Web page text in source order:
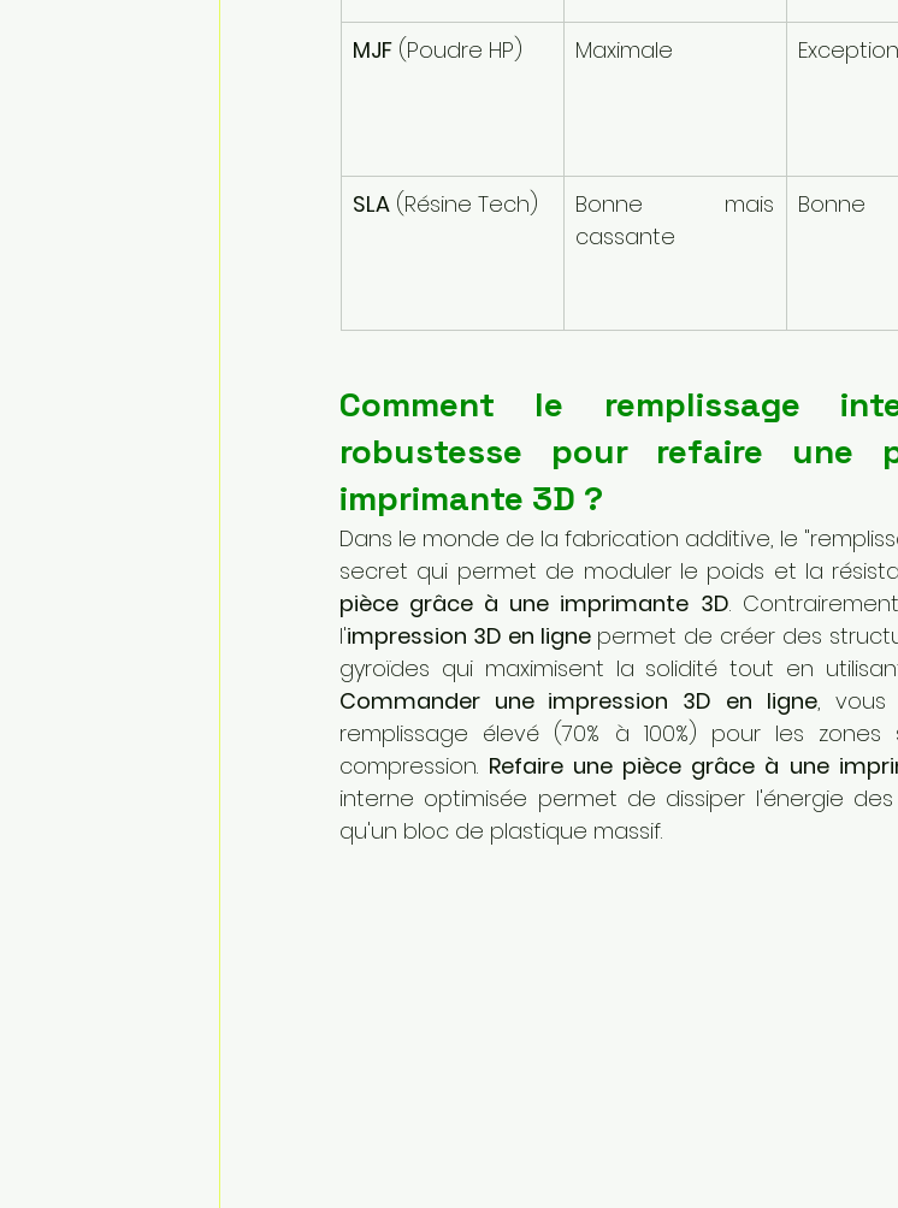
MJF (Poudre HP) Maximale
SLA (Résine Tech)
Bonne mais
cassante
Bonne
Comment le remplissage
robustesse pour refaire une
imprimante 3D ?
Dans le monde de la fabrication additive, le
secret qui permet de moduler le poids et la
pièce grâce à une imprimante 3D.
l'impression 3D en ligne permet de créer des
Commander une impression 3D en ligne, vous
remplissage élevé (70% à 100%) pour les
compression. Refaire une pièce grâce à une
interne optimisée permet de dissiper l'énergie
qu'un bloc de plastique massif.